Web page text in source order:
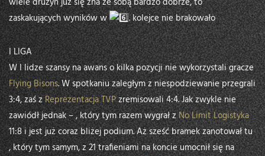
zaskakujących wyników w
. kolejce nie brakowało
I LIGA
W I lidze szansy na awans o kilka pozycji nie wykorzystali gracze
Flying Bisons. W spotkaniu zaległym z niespodziewanie przegrali
3:4, zaś zReprezentacja TVPzremisowali 4:4. Jak zwykle nie
zawiódł jednak – , który tym razem wygrał zNo Limit Logistyka
11:8 i jest już coraz bliżej podium. Aż sześć bramek zanotował tu
, który tym samym, z 21 trafieniami na koncie umocnił się na